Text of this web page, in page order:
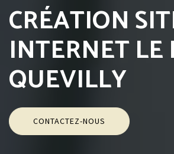
CRÉATION
INTERNET LE
QUEVILLY
CONTACTEZ-NOUS